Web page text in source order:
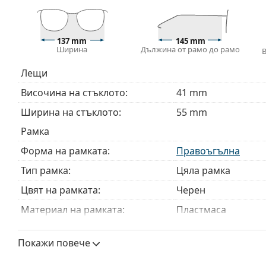
Кърпичката за почистване, доставяна с
модели могат да бъдат доставяни с торбичка от
Разгледайте пълната ни гамаочила, за да намерите
ръководство за очила
, ако имате нужда от помощ с
Това е медицинско устройство. Прочетете
137 mm
Ширина
145 mm
Дължина от рамо до рамо
Лещи
Височина на стъклото:
41 mm
Ширина на стъклото:
55 mm
Рамка
Форма на рамката:
Правоъгълна
Тип рамка:
Цяла рамка
Цвят на рамката:
Черен
Материал на рамката:
Пластмаса
Размер:
M
Ширина:
Покажи повече